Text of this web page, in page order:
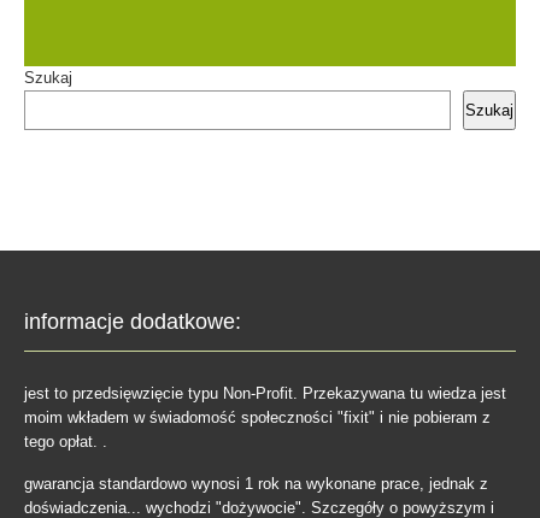
Szukaj
Szukaj
informacje dodatkowe:
jest to przedsięwzięcie typu Non-Profit. Przekazywana tu wiedza jest
moim wkładem w świadomość społeczności "fixit" i nie pobieram z
tego opłat. .
gwarancja standardowo wynosi 1 rok na wykonane prace, jednak z
doświadczenia... wychodzi "dożywocie". Szczegóły o powyższym i